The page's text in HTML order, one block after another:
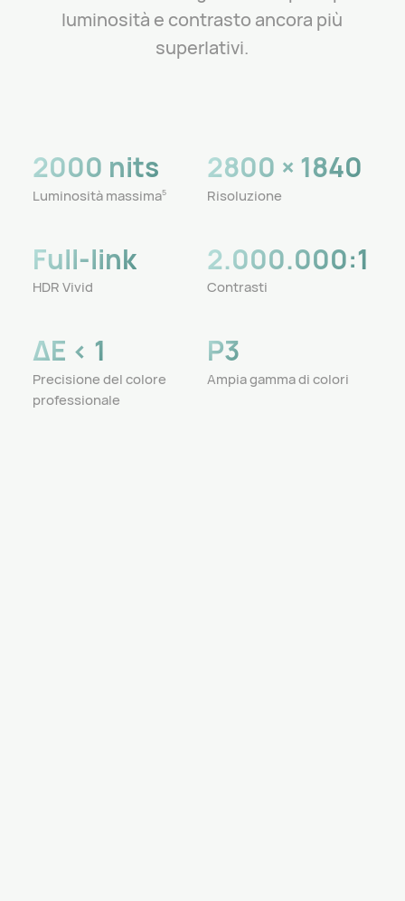
luminosità e contrasto ancora più
superlativi.
2000 nits
Luminosità massima5
2800 × 1840
Risoluzione
Full-link
HDR Vivid
2.000.000:1
Contrasti
ΔE < 1
Precisione del colore
professionale
P3
Ampia gamma di colori